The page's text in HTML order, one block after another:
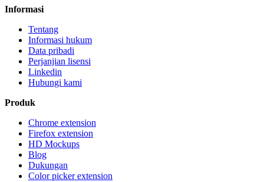
Informasi
Tentang
Informasi hukum
Data pribadi
Perjanjian lisensi
Linkedin
Hubungi kami
Produk
Chrome extension
Firefox extension
HD Mockups
Blog
Dukungan
Color picker extension